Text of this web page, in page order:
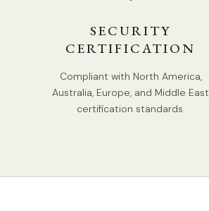
SECURITY
CERTIFICATION
Compliant with North America,
Australia, Europe, and Middle East
certification standards.